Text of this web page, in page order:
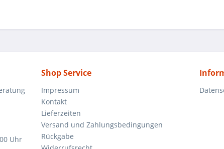
Uhr
Shop Service
Impressum
Kontakt
Lieferzeiten
Versand und Zahlungsbedingungen
Rückgabe